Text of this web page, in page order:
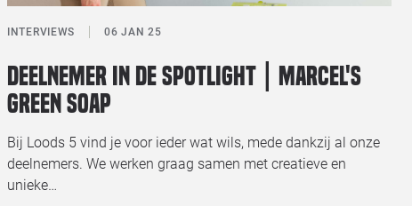
INTERVIEWS 06 JAN 25
Deelnemer in de spotlight | Marcel's
Green Soap
Bij Loods 5 vind je voor ieder wat wils, mede dankzij al onze
deelnemers. We werken graag samen met creatieve en
unieke…